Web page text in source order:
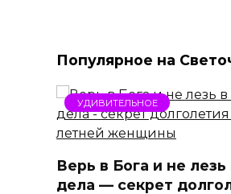
Популярное на
УДИВИТЕЛЬНОЕ
Верь в Бога и не
дела — секрет